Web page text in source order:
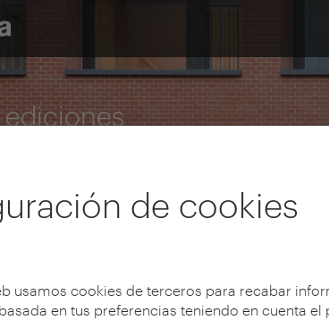
de cookies
usamos cookies de terceros para recabar
en tus preferencias teniendo en cuenta